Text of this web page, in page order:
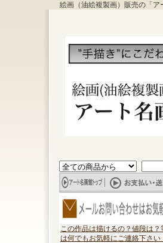
絵画（油絵複製画）販売の「
この作品は描けるの？値段は？
は何でもお気軽にご連絡下さい